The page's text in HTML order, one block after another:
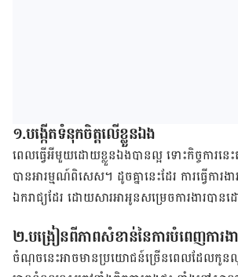
១.បង្កើត​ទំនុក​ចិត្ត​លើ​ខ្លួន​ឯង
ពេល​ធ្វើអី​មួយ​ដោយ​ខ្លួន​ឯង​បាន​ល្អ ទោះ​កិច្ចការ​ន
បាន​អារម្មណ៍​ពិសេស។ ដូច​​គ្នា​នេះ​ដែរ ការ​ធ្វើ​ការ
ឯករាជ្យ​ដែរ ដោយ​សារ​អា​អូន​សម្រេច​ការងារ​បាន​
២.បង្រៀន​ពី​ភាព​សំខាន់​នៃ​ការ​បំពេញ​ការង
ចំណុច​នេះ​អាច​មាន​ប្រយោជន៍​ច្រើន​ពេល​ដែល​កូ